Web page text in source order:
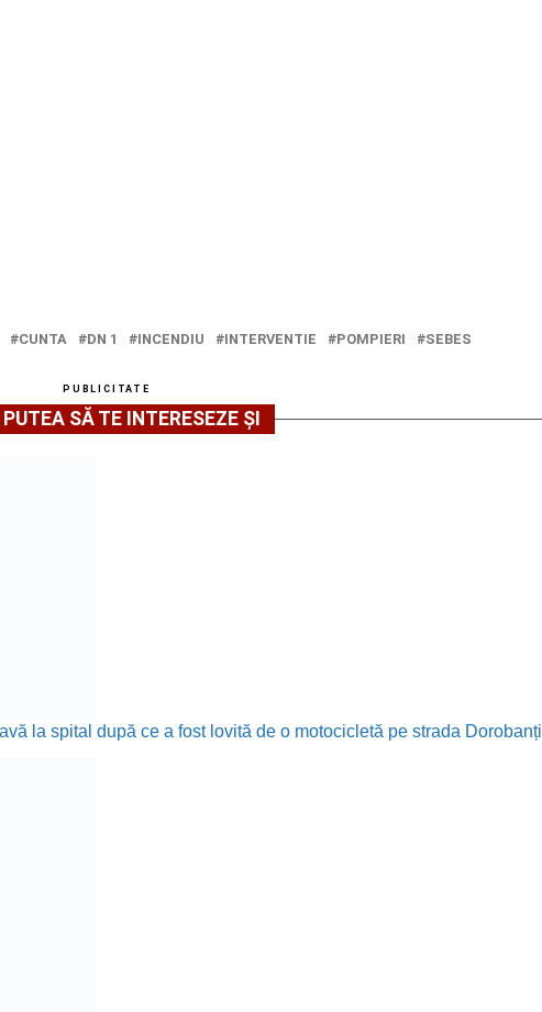
CUNTA DN 1 INCENDIU INTERVENTIE POMPIERI SEBES
PUBLICITATE
SĂ TE INTERESEZE ȘI
la spital după ce a fost lovită de o motocicletă pe strada Dorobanți